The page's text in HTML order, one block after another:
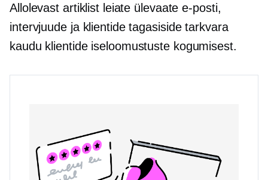
Allolevast artiklist leiate ülevaate e-posti,
intervjuude ja klientide tagasiside tarkvara
kaudu klientide iseloomustuste kogumisest.